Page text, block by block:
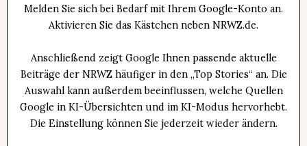
Melden Sie sich bei Bedarf mit Ihrem Google-Konto an.
Aktivieren Sie das Kästchen neben NRWZ.de.
Anschließend zeigt Google Ihnen passende aktuelle
Beiträge der NRWZ häufiger in den „Top Stories“ an. Die
Auswahl kann außerdem beeinflussen, welche Quellen
Google in KI-Übersichten und im KI-Modus hervorhebt.
Die Einstellung können Sie jederzeit wieder ändern.